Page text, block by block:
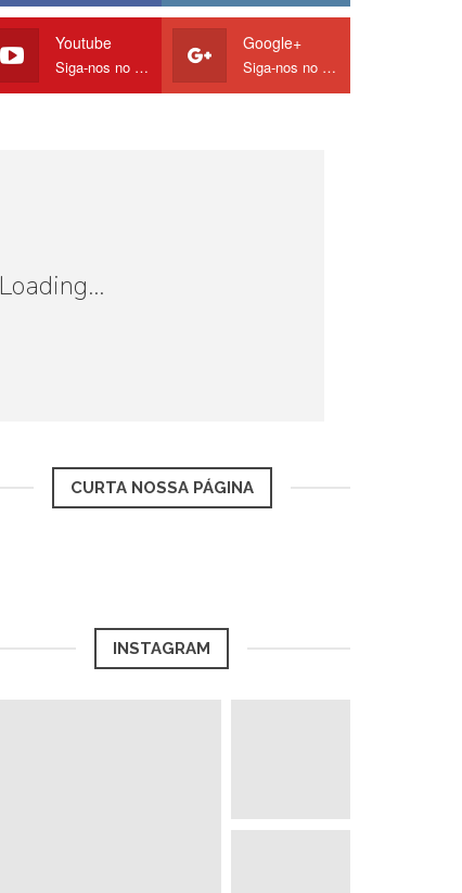
Youtube
Siga-nos no Youtube
Google+
Siga-nos no Google
Loading...
CURTA NOSSA PÁGINA
INSTAGRAM